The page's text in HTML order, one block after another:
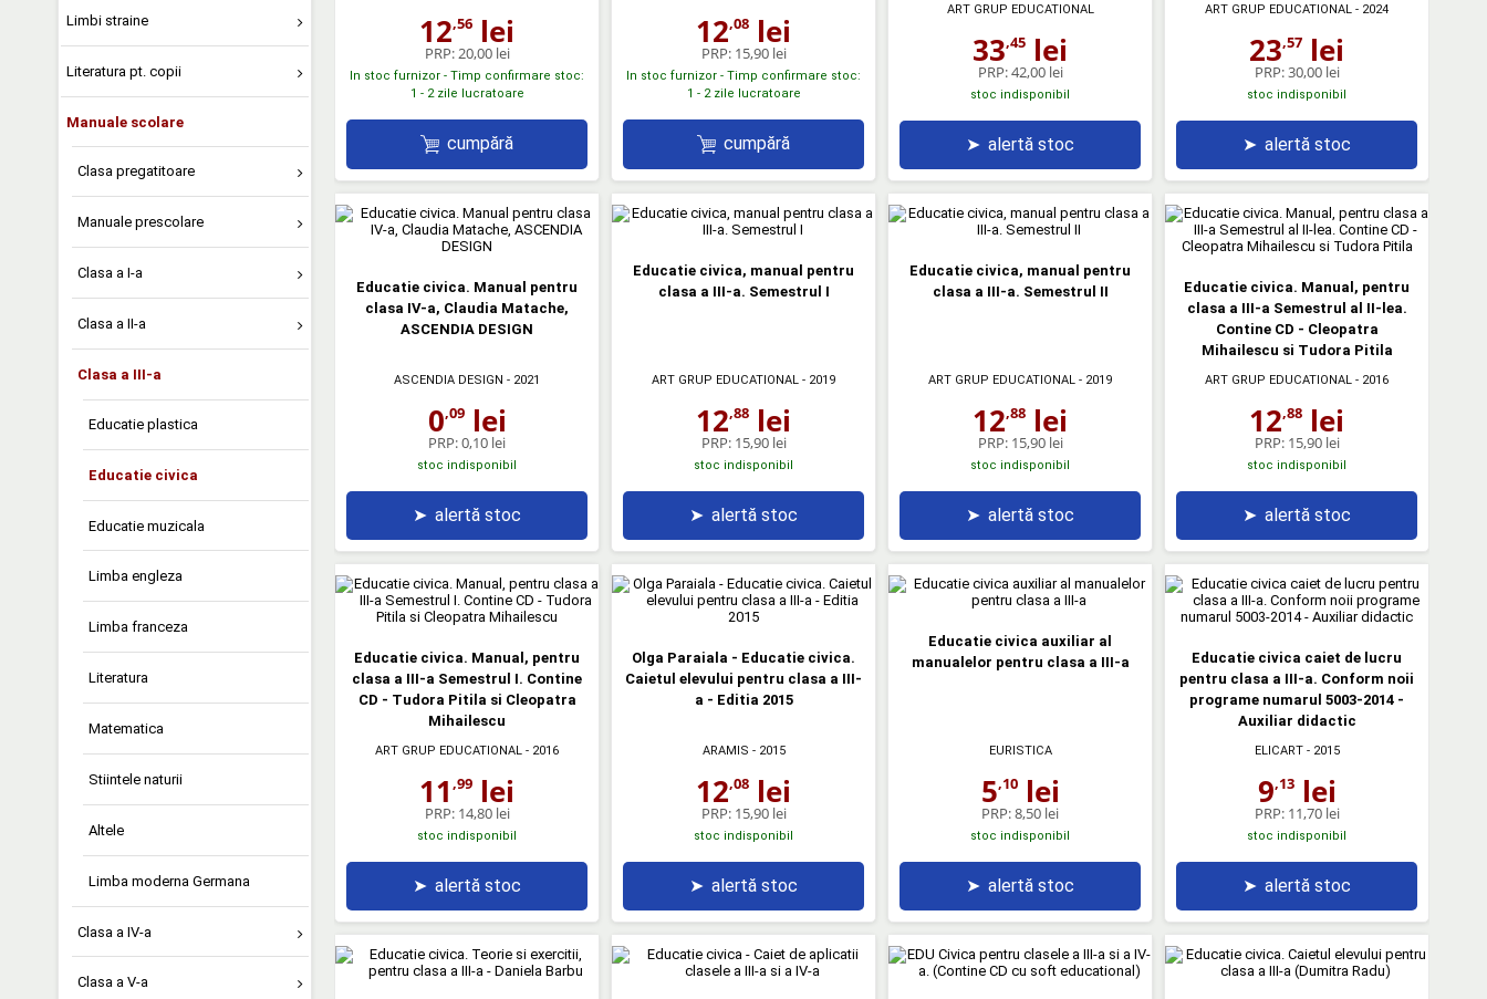
Limbi straine
Literatura pt. copii
Manuale scolare
Clasa pregatitoare
Manuale prescolare
Clasa a I-a
Clasa a II-a
Clasa a III-a
Educatie plastica
Educatie civica
Educatie muzicala
Limba engleza
Limba franceza
Literatura
Matematica
Stiintele naturii
Altele
Limba moderna Germana
Clasa a IV-a
Clasa a V-a
12,56 lei
PRP:20,00 lei
In stoc furnizor - Timp confirmare stoc:
1 - 2 zile lucratoare
cumpără
12,08 lei
PRP: 15,90 lei
In stoc furnizor - Timp confirmare stoc:
1 - 2 zile lucratoare
cumpără
ART GRUP EDUCATIONAL
33,45 lei
PRP:42,00 lei
stoc indisponibil
➤ alertă stoc
ART GRUP EDUCATIONAL - 2024
23,57 lei
PRP:30,00 lei
stoc indisponibil
➤ alertă stoc
Educatie civica. Manual pentru
clasa IV-a, Claudia Matache,
ASCENDIA DESIGN
ASCENDIA DESIGN - 2021
0,09lei
PRP:0,10 lei
stoc indisponibil
➤ alertă stoc
Educatie civica, manual pentru
clasa a III-a. Semestrul I
ART GRUP EDUCATIONAL - 2019
12,88 lei
PRP: 15,90 lei
stoc indisponibil
➤ alertă stoc
Educatie civica, manual pentru
clasa a III-a. Semestrul II
ART GRUP EDUCATIONAL - 2019
12,88 lei
PRP: 15,90 lei
stoc indisponibil
➤ alertă stoc
Educatie civica. Manual, pentru
clasa a III-a Semestrul al II-lea.
Contine CD - Cleopatra
Mihailescu si Tudora Pitila
ART GRUP EDUCATIONAL - 2016
12,88 lei
PRP: 15,90 lei
stoc indisponibil
➤ alertă stoc
Educatie civica. Manual, pentru
clasa a III-a Semestrul I. Contine
CD - Tudora Pitila si Cleopatra
Mihailescu
ART GRUP EDUCATIONAL - 2016
11 ,99 lei
PRP: 14,80 lei
stoc indisponibil
➤ alertă stoc
Olga Paraiala - Educatie civica.
Caietul elevului pentru clasa a III-
a - Editia 2015
ARAMIS - 2015
12,08 lei
PRP: 15,90 lei
stoc indisponibil
➤ alertă stoc
Educatie civica auxiliar al
manualelor pentru clasa a III-a
EURISTICA
5,10lei
PRP:8,50 lei
stoc indisponibil
➤ alertă stoc
Educatie civica caiet de lucru
pentru clasa a III-a. Conform noii
programe numarul 5003-2014 -
Auxiliar didactic
ELICART- 2015
9,13lei
PRP: 11,70 lei
stoc indisponibil
➤ alertă stoc